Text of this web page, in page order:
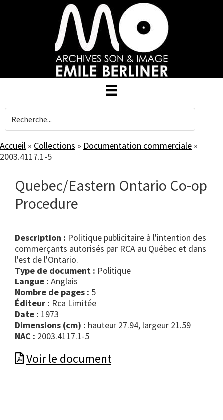
Accueil » Collections » Documentation commerciale »
2003.4117.1-5
Quebec/Eastern Ontario Co-op
Procedure
Description : Politique publicitaire à l'intention des
commerçants autorisés par RCA au Québec et dans
l'est de l'Ontario.
Type de document :
politique
Langue : Anglais
Nombre de pages : 5
Éditeur : Rca Limitée
Date : 1973
Dimensions (cm) : hauteur 27.94, largeur 21.59
NAC : 2003.4117.1-5
Voir le document